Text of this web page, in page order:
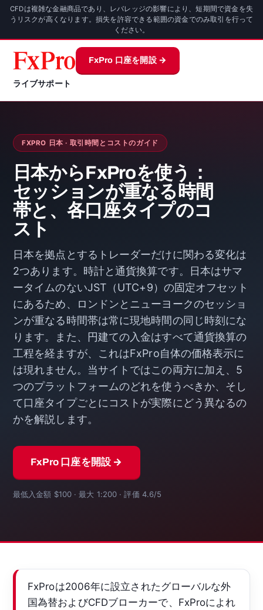
CFDは複雑な金融商品であり、レバレッジの影響により、短期間で資金を失
うリスクが高くなります。損失を許容できる範囲の資金でのみ取引を行って
ください。
ライブサポート
FxPro 口座を開設 →
FXPRO 日本 · 取引時間とコストのガイド
日本からFxProを使う：
セッションが重なる時間
帯と、各口座タイプのコ
スト
日本を拠点とするトレーダーだけに関わる変化は
2つあります。時計と通貨換算です。日本はサマ
ータイムのないJST（UTC+9）の固定オフセット
にあるため、ロンドンとニューヨークのセッショ
ンが重なる時間帯は常に現地時間の同じ時刻にな
ります。また、円建ての入金はすべて通貨換算の
工程を経ますが、これはFxPro自体の価格表示に
は現れません。当サイトではこの両方に加え、5
つのプラットフォームのどれを使うべきか、そし
て口座タイプごとにコストが実際にどう異なるの
かを解説します。
FxPro 口座を開設 →
最低入金額 $100 · 最大 1:200 · 評価 4.6/5
FxProは2006年に設立されたグローバルな外
国為替およびCFDブローカーで、FxProによれ